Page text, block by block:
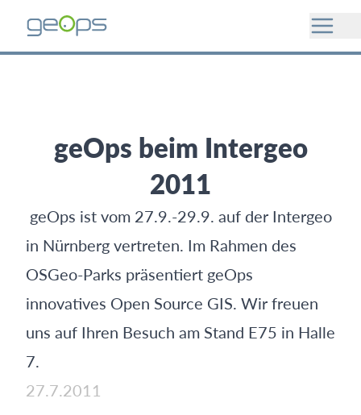
geOps beim Intergeo
2011
geOps ist vom 27.9.-29.9. auf der Intergeo
in Nürnberg vertreten. Im Rahmen des
OSGeo-Parks präsentiert geOps
innovatives Open Source GIS. Wir freuen
uns auf Ihren Besuch am Stand E75 in Halle
7.
27.7.2011